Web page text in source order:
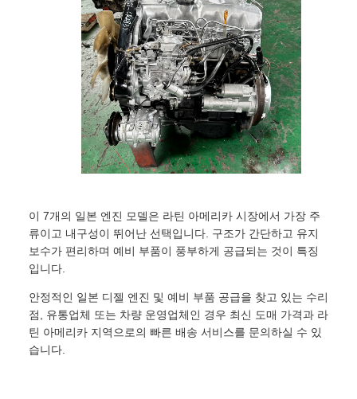
이 7개의 일본 엔진 모델은 라틴 아메리카 시장에서 가장 주
류이고 내구성이 뛰어난 선택입니다. 구조가 간단하고 유지
보수가 편리하며 예비 부품이 풍부하게 공급되는 것이 특징
입니다.
안정적인 일본 디젤 엔진 및 예비 부품 공급을 찾고 있는 수리
점, 유통업체 또는 차량 운영업체인 경우 최신 도매 가격과 라
틴 아메리카 지역으로의 빠른 배송 서비스를 문의하실 수 있
습니다.